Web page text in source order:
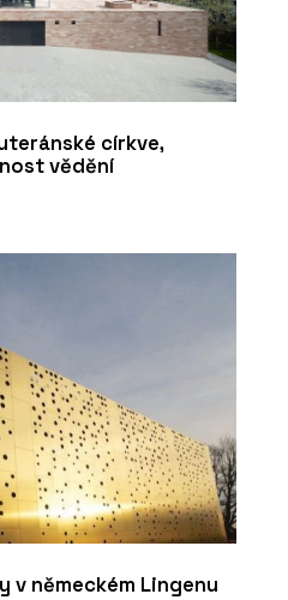
církve,
vědění
v německém Lingenu